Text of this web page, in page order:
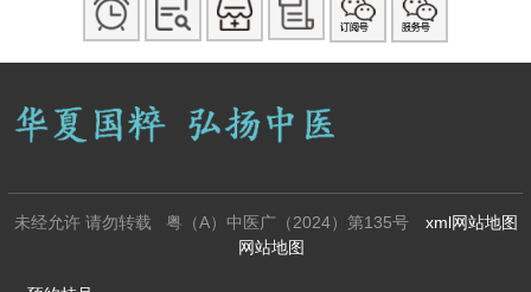
未经允许 请勿转载 粤（A）中医广（2024）第135号
xml网站地图
网站地图